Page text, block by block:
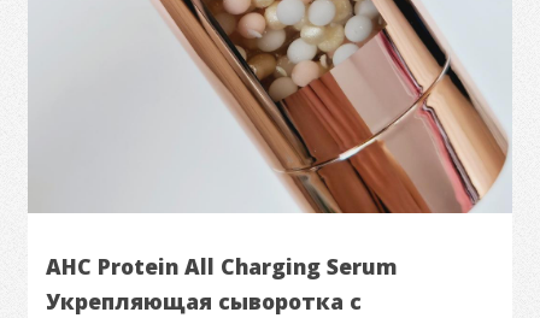
AHC Protein All Charging Serum
Укрепляющая сыворотка с